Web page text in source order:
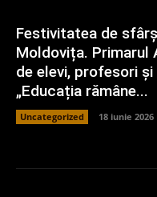
Festivitatea de
Moldovița.
de elevi, profesori
„Educația rămâne...
Uncategorized 18 iunie 2026